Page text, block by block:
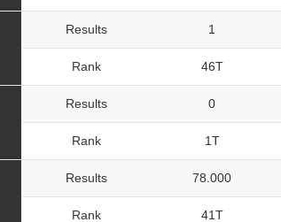
Results 1
Rank 46T
Results 0
Rank 1T
Results 78.000
Rank 41T